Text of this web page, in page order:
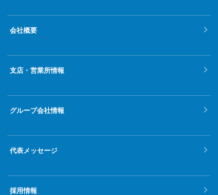
会社概要
支店・営業所情報
グループ会社情報
代表メッセージ
採用情報